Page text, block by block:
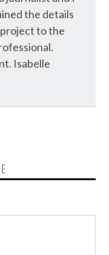
the details
to the
Isabelle